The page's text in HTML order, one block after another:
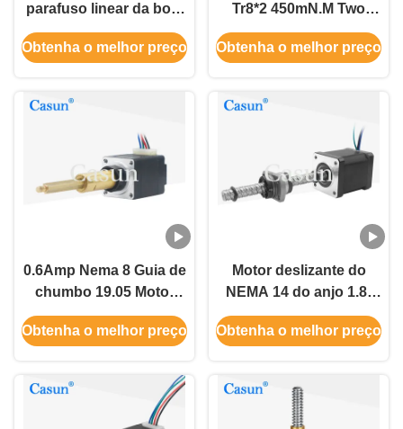
parafuso linear da bola
do motor deslizante
35x35mm do NEMA 14
Obtenha o melhor preço
Tr8*2 450mN.M Two
Phase do motor
deslizante do parafuso
Obtenha o melhor preço
0.6Amp Nema 8 Guia de
chumbo 19.05 Motor
passo-a-passo de
parafuso Tr3.5x0.6096
Obtenha o melhor preço
Motor deslizante do
NEMA 14 do anjo 1.8°
com parafuso
movimentador 0.36N.M
Obtenha o melhor preço